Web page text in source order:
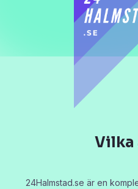
Vilka
24Halmstad.se är en